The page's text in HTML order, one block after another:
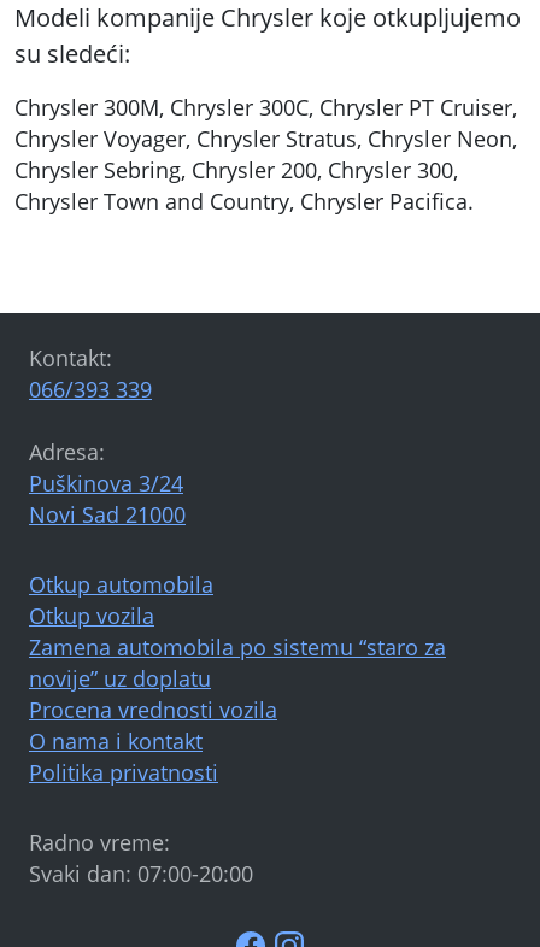
Modeli kompanije Chrysler koje otkupljujemo
su sledeći:
Chrysler 300M, Chrysler 300C, Chrysler PT Cruiser,
Chrysler Voyager, Chrysler Stratus, Chrysler Neon,
Chrysler Sebring, Chrysler 200, Chrysler 300,
Chrysler Town and Country, Chrysler Pacifica.
Otkup automobila
Otkup vozila
Zamena automobila po sistemu “staro za
novije” uz doplatu
Procena vrednosti vozila
O nama i kontakt
Politika privatnosti
Kontakt:
066/393 339
Adresa:
Puškinova 3/24
Novi Sad 21000
Radno vreme:
Svaki dan: 07:00-20:00